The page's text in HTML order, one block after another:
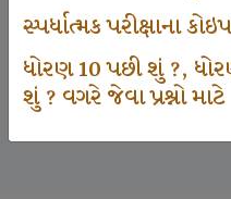
સ્પર્ધાત્મક પરીક્ષાના
ધોરણ 10 પછી શું ?,
શું ? વગરે જેવા પ્રશ્નો માટે